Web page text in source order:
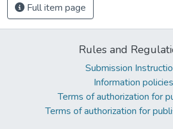
Full item page
Rules and
Submission
Information policies
Terms of authorization for
Terms of authorization for